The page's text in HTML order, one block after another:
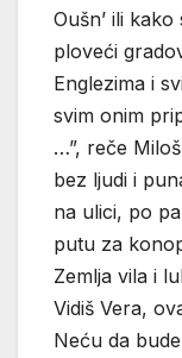
Oušn’ ili
ploveći
Englezima i
svim onim
…”, reče
bez ljudi i
na ulici, po
putu za
Zemlja vila i
Vidiš Vera,
Neću da